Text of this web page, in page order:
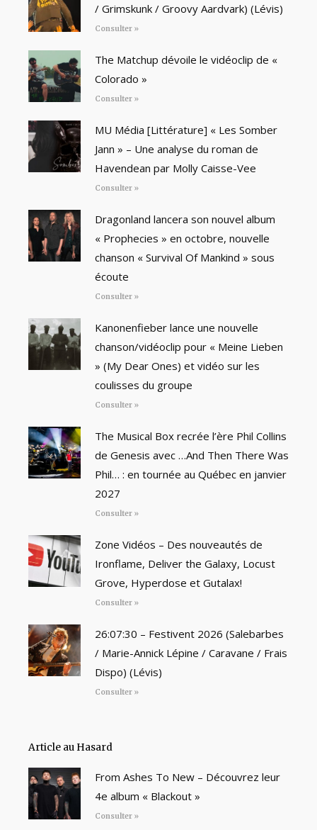
/ Grimskunk / Groovy Aardvark) (Lévis)
Consulter »
The Matchup dévoile le vidéoclip de «
Colorado »
Consulter »
MU Média [Littérature] « Les Somber
Jann » – Une analyse du roman de
Havendean par Molly Caisse-Vee
Consulter »
Dragonland lancera son nouvel album
« Prophecies » en octobre, nouvelle
chanson « Survival Of Mankind » sous
écoute
Consulter »
Kanonenfieber lance une nouvelle
chanson/vidéoclip pour « Meine Lieben
» (My Dear Ones) et vidéo sur les
coulisses du groupe
Consulter »
The Musical Box recrée l’ère Phil Collins
de Genesis avec …And Then There Was
Phil… : en tournée au Québec en janvier
2027
Consulter »
Zone Vidéos – Des nouveautés de
Ironflame, Deliver the Galaxy, Locust
Grove, Hyperdose et Gutalax!
Consulter »
26:07:30 – Festivent 2026 (Salebarbes
/ Marie-Annick Lépine / Caravane / Frais
Dispo) (Lévis)
Consulter »
Article au Hasard
From Ashes To New – Découvrez leur
4e album « Blackout »
Consulter »